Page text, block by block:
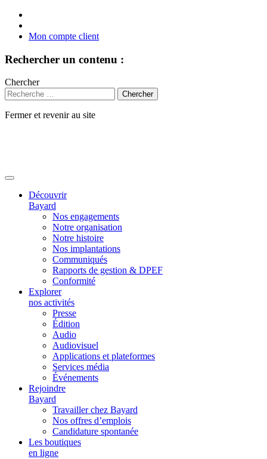
Mon compte client
Rechercher un contenu :
Chercher
Fermer et revenir au site
Découvrir
Bayard
Nos engagements
Notre organisation
Notre histoire
Nos implantations
Communiqués
Rapports de gestion & DPEF
Conformité
Explorer
nos activités
Presse
Édition
Audio
Audiovisuel
Applications et plateformes
Services média
Événements
Rejoindre
Bayard
Travailler chez Bayard
Nos offres d’emplois
Candidature spontanée
Les boutiques
en ligne